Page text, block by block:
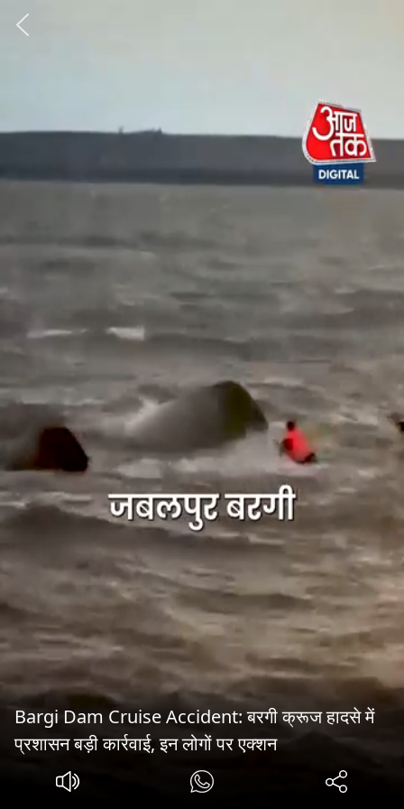
Bargi Dam Cruise Accident: बरगी क्रूज हादसे में
प्रशासन बड़ी कार्रवाई, इन लोगों पर एक्शन